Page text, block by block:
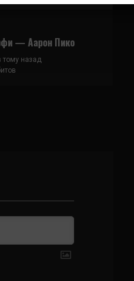
— Аарон Пико
тому назад